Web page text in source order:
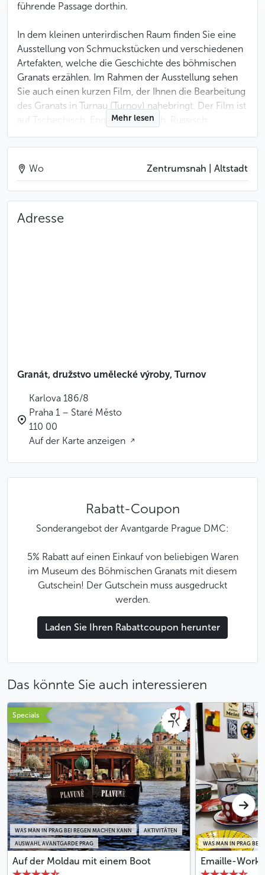
führende Passage dorthin.
In dem kleinen unterirdischen Raum finden Sie eine
Ausstellung von Schmuckstücken und verschiedenen
Artefakten, welche die Geschichte des böhmischen
Granats erzählen. Im Rahmen der Ausstellung sehen
Sie auch einen kurzen Film, der Ihnen die Bearbeitung
des Granats in Turnau (Turnov) nahebringt. Der Film ist
auf Tschechisch, Englisch, Deutsch, Russisch,
Chinesisch und Japanisch verfügbar. Die Erklärungen
in der Ausstellung sind auf Tschechisch, Englisch und
Chinesisch.
Verfügbar sind die Erklärungen auch als App auf einem
Tablet, den sich jeder Besucher am Eingang kostenlos
ausleihen kann. Außer den bereits erwähnten
Mehr lesen
Wo Zentrumsnah | Altstadt
Adresse
Granát, družstvo umělecké výroby, Turnov
Karlova 186/8
Praha 1 – Staré Město
110 00
Auf der Karte anzeigen
Rabatt-Coupon
Sonderangebot der Avantgarde Prague DMC:
5% Rabatt auf einen Einkauf von beliebigen Waren
im Museum des Böhmischen Granats mit diesem
Gutschein! Der Gutschein muss ausgedruckt
werden.
Laden Sie Ihren Rabattcoupon herunter
Das könnte Sie auch interessieren
Specials
AUSWAHL AVANTGARDE PRAG
WAS MAN IN PRAG BEI REGEN MACHEN KANN AKTIVITÄTEN
Auf der Moldau mit einem Boot
WAS MAN IN PRAG BEI
Emaille-